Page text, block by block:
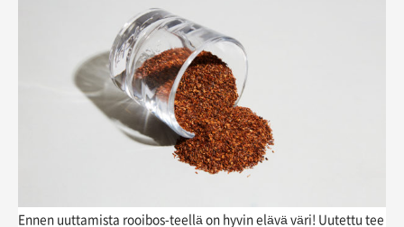
Ennen uuttamista rooibos-teellä on hyvin elävä väri! Uutettu tee